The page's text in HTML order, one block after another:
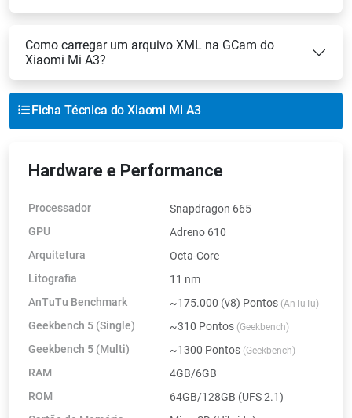
Como carregar um arquivo XML na GCam do
Xiaomi Mi A3?
Ficha Técnica do Xiaomi Mi A3
Hardware e Performance
Processador
Snapdragon 665
GPU
Adreno 610
Arquitetura
Octa-Core
Litografia
11 nm
AnTuTu Benchmark
~175.000 (v8) Pontos (AnTuTu)
Geekbench 5 (Single) ~310 Pontos (Geekbench)
Geekbench 5 (Multi) ~1300 Pontos (Geekbench)
RAM
4GB/6GB
ROM
64GB/128GB (UFS 2.1)